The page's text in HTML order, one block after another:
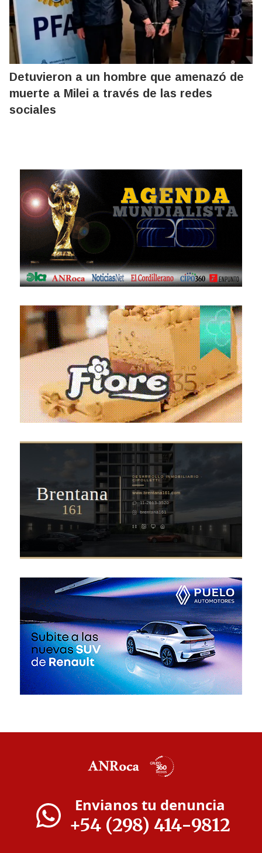
Detuvieron a un hombre que amenazó de
muerte a Milei a través de las redes
sociales
Envianos tu denuncia
+54 (298) 414-9812